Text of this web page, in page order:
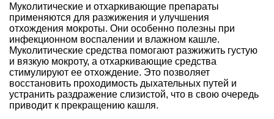
Муколитические и отхаркивающие препараты
применяются для разжижения и улучшения
отхождения мокроты. Они особенно полезны при
инфекционном воспалении и влажном кашле.
Муколитические средства помогают разжижить густую
и вязкую мокроту, а отхаркивающие средства
стимулируют ее отхождение. Это позволяет
восстановить проходимость дыхательных путей и
устранить раздражение слизистой, что в свою очередь
приводит к прекращению кашля.